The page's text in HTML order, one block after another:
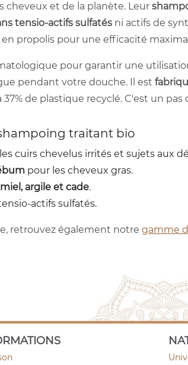
cheveux et de la planète. Leur
tensio-actifs sulfatés ni actifs de
propolis pour une efficacité
pour garantir une
pendant votre douche. Il est
de plastique recyclé. C'est un pas
traitant bio
cuirs chevelus irrités et sujets aux
pour les cheveux gras.
argile et cade.
actifs sulfatés.
retrouvez également notre gamme